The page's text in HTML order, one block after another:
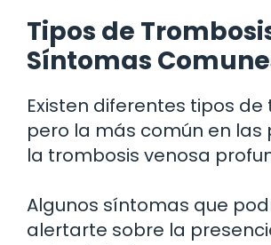
Tipos de
Síntomas
Existen diferentes tipos de
pero la más común en las
la trombosis venosa
Algunos síntomas que
alertarte sobre la